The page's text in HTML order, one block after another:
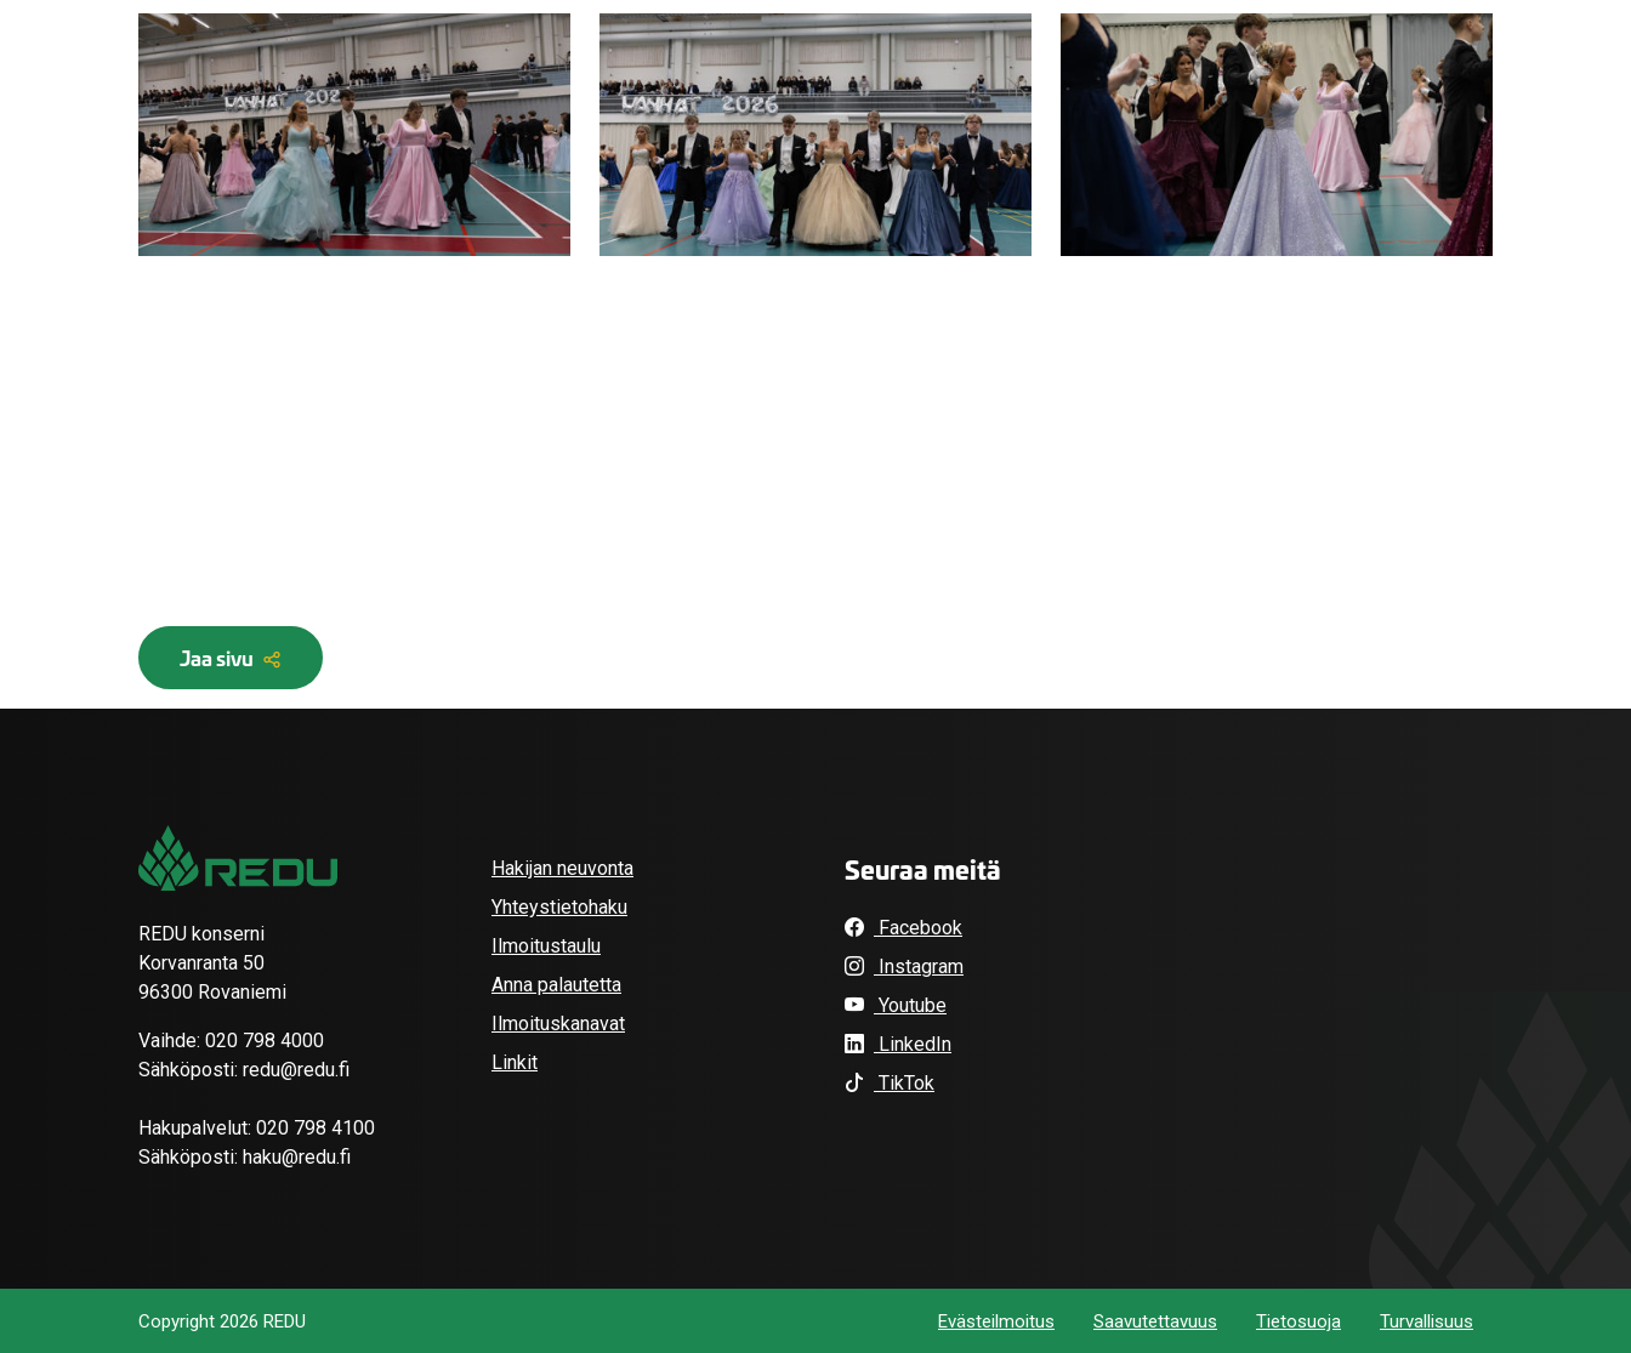
Jaa sivu
REDU konserni
Korvanranta 50
96300 Rovaniemi
Vaihde: 020 798 4000
Sähköposti: redu@redu.fi
Hakupalvelut: 020 798 4100
Sähköposti: haku@redu.fi
Hakijan neuvonta
Yhteystietohaku
Ilmoitustaulu
Anna palautetta
Ilmoituskanavat
Linkit
Seuraa meitä
Facebook
Instagram
Youtube
LinkedIn
TikTok
Copyright 2026 REDU Evästeilmoitus Saavutettavuus Tietosuoja Turvallisuus